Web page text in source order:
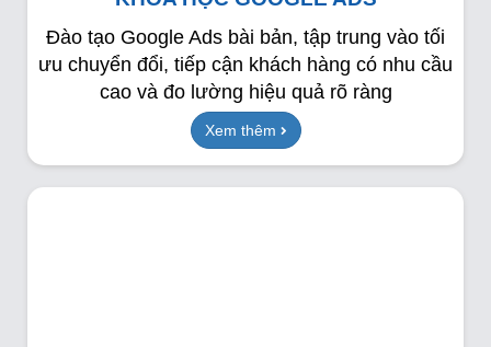
Đào tạo Google Ads bài bản, tập trung vào tối
ưu chuyển đổi, tiếp cận khách hàng có nhu cầu
cao và đo lường hiệu quả rõ ràng
Xem thêm